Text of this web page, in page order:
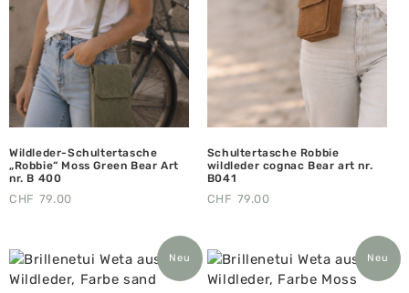
Wildleder-Schultertasche
„Robbie“ Moss Green Bear Art
nr. B 400
CHF 79.00
Schultertasche Robbie
wildleder cognac Bear art nr.
B041
CHF 79.00
Neu Neu